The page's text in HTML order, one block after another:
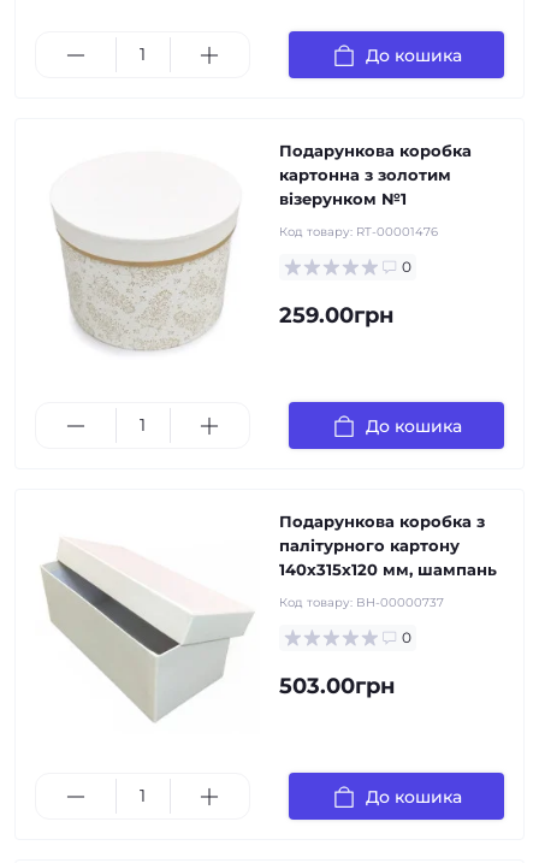
До кошика
Подарункова коробка
картонна з золотим
візерунком №1
Код товару: RT-00001476
0
259.00грн
До кошика
Подарункова коробка з
палітурного картону
140х315х120 мм, шампань
Код товару: BH-00000737
0
503.00грн
До кошика